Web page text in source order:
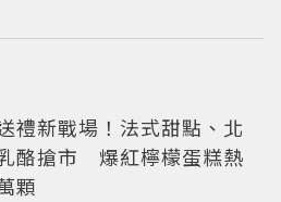
禮新戰場！法式甜點、北
酪搶市 爆紅檸檬蛋糕熱
顆